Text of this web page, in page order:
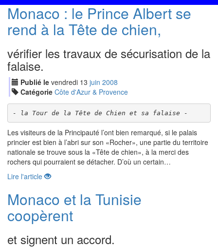
Monaco : le Prince Albert se
rend à la Tête de chien,
vérifier les travaux de sécurisation de la
falaise.
Publié le vendredi 13 juin 2008
Catégorie Côte d'Azur & Provence
- la Tour de la Tête de Chien et sa falaise -
Les visiteurs de la Principauté l’ont bien remarqué, si le palais
princier est bien à l’abri sur son
Rocher , une partie du territoire
nationale se trouve sous la Tête de chien , à la merci des
rochers qui pourraient se détacher. D’où un certain…
Lire l'article
Monaco et la Tunisie
coopèrent
et signent un accord.